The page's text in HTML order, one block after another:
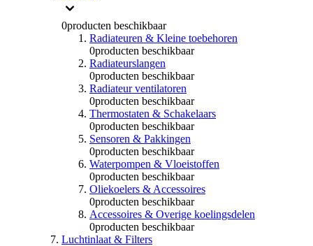
0producten beschikbaar
Radiateuren & Kleine toebehoren
0producten beschikbaar
Radiateurslangen
0producten beschikbaar
Radiateur ventilatoren
0producten beschikbaar
Thermostaten & Schakelaars
0producten beschikbaar
Sensoren & Pakkingen
0producten beschikbaar
Waterpompen & Vloeistoffen
0producten beschikbaar
Oliekoelers & Accessoires
0producten beschikbaar
Accessoires & Overige koelingsdelen
0producten beschikbaar
Luchtinlaat & Filters